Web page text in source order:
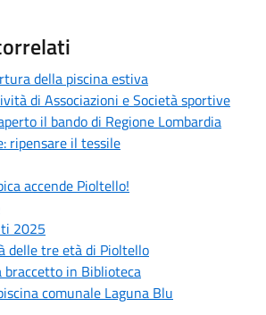
della piscina estiva
di Associazioni e Società sportive
il bando di Regione Lombardia
ripensare il tessile
accende Pioltello!
2025
delle tre età di Pioltello
braccetto in Biblioteca
comunale Laguna Blu